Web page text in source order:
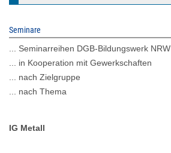
Seminare
... Seminarreihen DGB-Bildungswerk NRW
... in Kooperation mit Gewerkschaften
... nach Zielgruppe
... nach Thema
IG Metall